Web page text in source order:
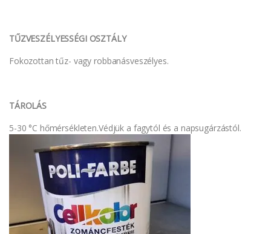
TŰZVESZÉLYESSÉGI OSZTÁLY
Fokozottan tűz- vagy robbanásveszélyes.
TÁROLÁS
5-30 °C hőmérsékleten.Védjük a fagytól és a napsugárzástól.